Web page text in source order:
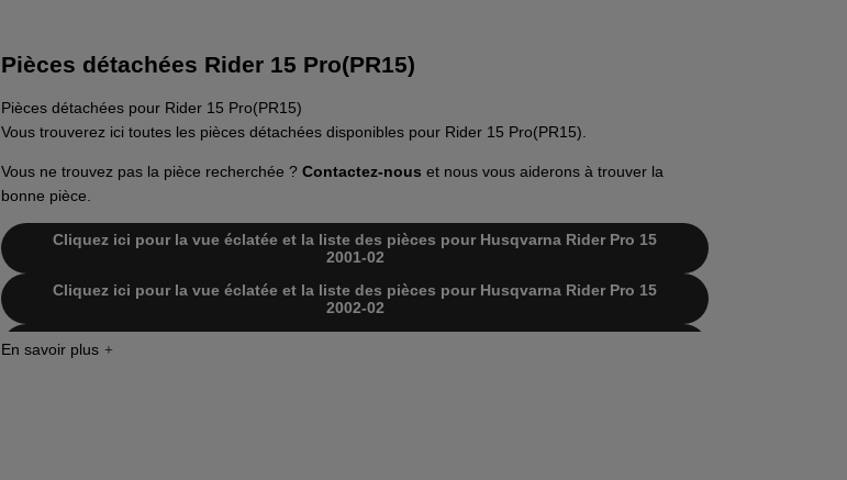
Pièces détachées Rider 15 Pro(PR15)
Pièces détachées pour Rider 15 Pro(PR15)
Vous trouverez ici toutes les pièces détachées disponibles pour Rider 15 Pro(PR15).
Vous ne trouvez pas la pièce recherchée ? Contactez-nous et nous vous aiderons à trouver la
bonne pièce.
Cliquez ici pour la vue éclatée et la liste des pièces pour Husqvarna Rider Pro 15
2001-02
Cliquez ici pour la vue éclatée et la liste des pièces pour Husqvarna Rider Pro 15
2002-02
Cliquez ici pour la vue éclatée et la liste des pièces pour Husqvarna Rider Pro 15